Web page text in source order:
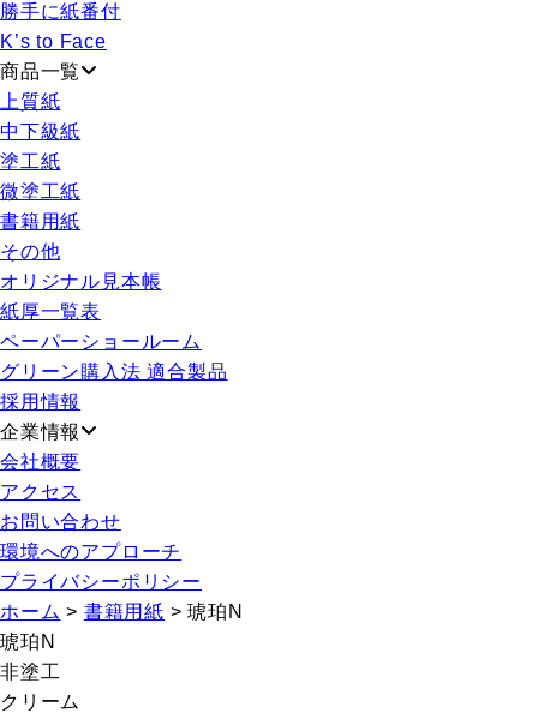
勝手に紙番付
K’s to Face
商品一覧
上質紙
中下級紙
塗工紙
微塗工紙
書籍用紙
その他
オリジナル見本帳
紙厚一覧表
ペーパーショールーム
グリーン購入法 適合製品
採用情報
企業情報
会社概要
アクセス
お問い合わせ
環境へのアプローチ
プライバシーポリシー
ホーム > 書籍用紙 >琥珀N
琥珀N
非塗工
クリーム